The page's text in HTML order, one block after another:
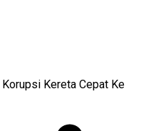
Kereta Cepat Ke